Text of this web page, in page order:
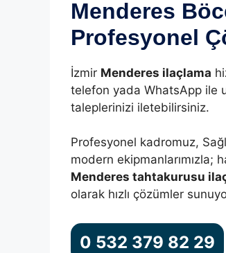
Menderes
Profesyonel
İzmir Menderes ilaçlama
telefon yada WhatsApp ile
taleplerinizi iletebilirsiniz.
Profesyonel kadromuz,
modern ekipmanlarımızla;
Menderes tahtakurusu
olarak hızlı çözümler
0 532 379 82 29